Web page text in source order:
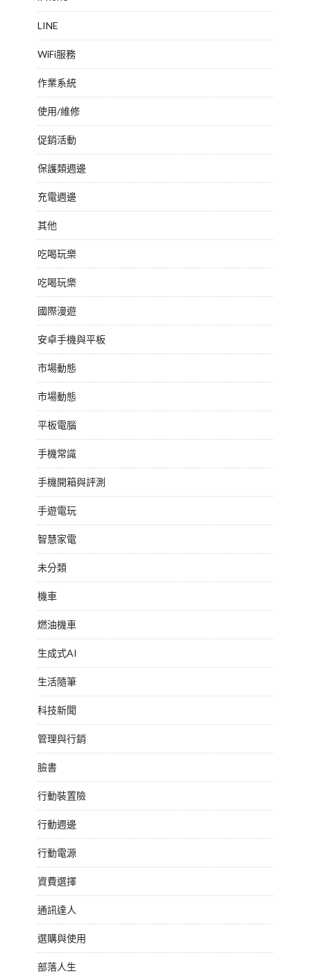
LINE
WiFi服務
作業系統
使用/維修
促銷活動
保護類週邊
充電週邊
其他
吃喝玩樂
吃喝玩樂
國際漫遊
安卓手機與平板
市場動態
市場動態
平板電腦
手機常識
手機開箱與評測
手遊電玩
智慧家電
未分類
機車
燃油機車
生成式AI
生活隨筆
科技新聞
管理與行銷
臉書
行動裝置險
行動週邊
行動電源
資費選擇
通訊達人
選購與使用
部落人生